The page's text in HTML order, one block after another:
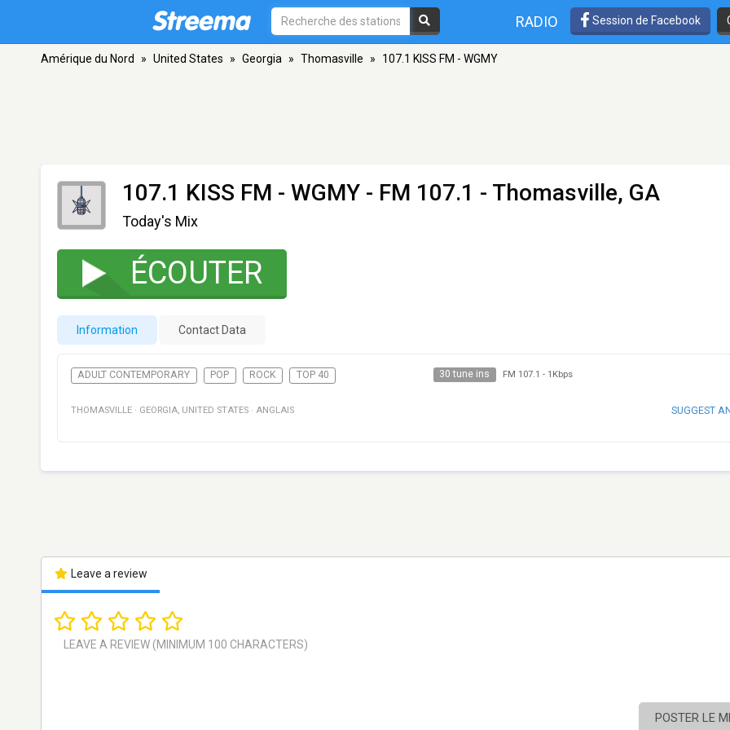
RADIO Session de Facebook
Amérique du Nord » United States » Georgia » Thomasville » 107.1 KISS FM - WGMY
107.1 KISS FM - WGMY - FM 107.1 - Thomasville, GA
Today's Mix
ÉCOUTER
Information Contact Data
ADULT CONTEMPORARY POP ROCK TOP 40 30 tune ins FM 107.1 - 1Kbps
THOMASVILLE · GEORGIA, UNITED STATES · ANGLAIS SUGGEST
Leave a review
POSTER LE